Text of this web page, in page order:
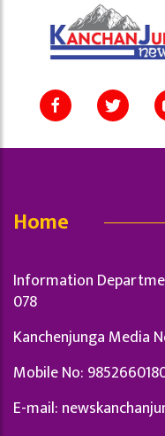
Home
Information
078
Kanchenjunga Media
Mobile No:
E-mail: